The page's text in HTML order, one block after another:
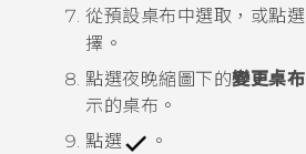
從預設桌布中選取，或點選
擇。
點選夜晚縮圖下的變更桌布
示的桌布。
點選
。